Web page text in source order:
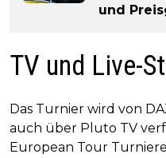
und
TV und Live-
Das Turnier wird von
auch über Pluto TV
European Tour